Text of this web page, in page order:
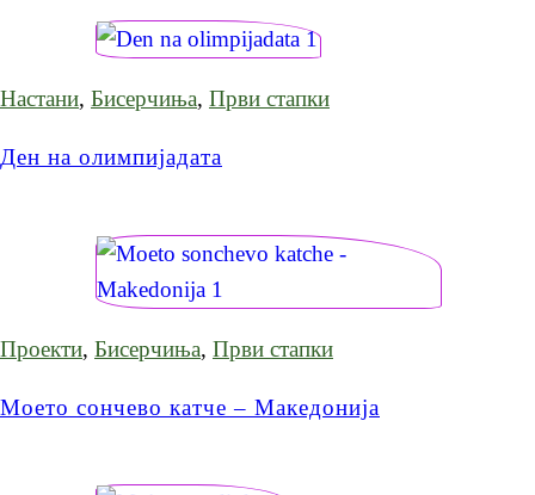
Настани, Бисерчиња, Први стапки
Ден на олимпијадата
Проекти, Бисерчиња, Први стапки
Моето сончево катче – Македонија